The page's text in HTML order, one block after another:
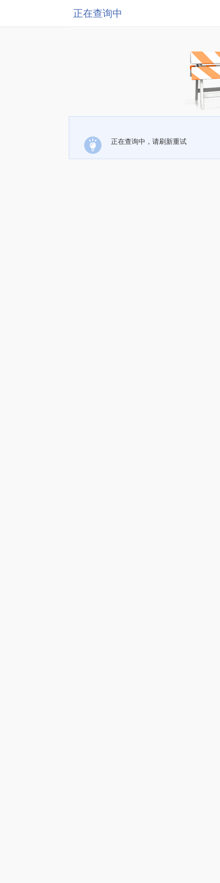
正在查询中
正在查询中，请刷新重试